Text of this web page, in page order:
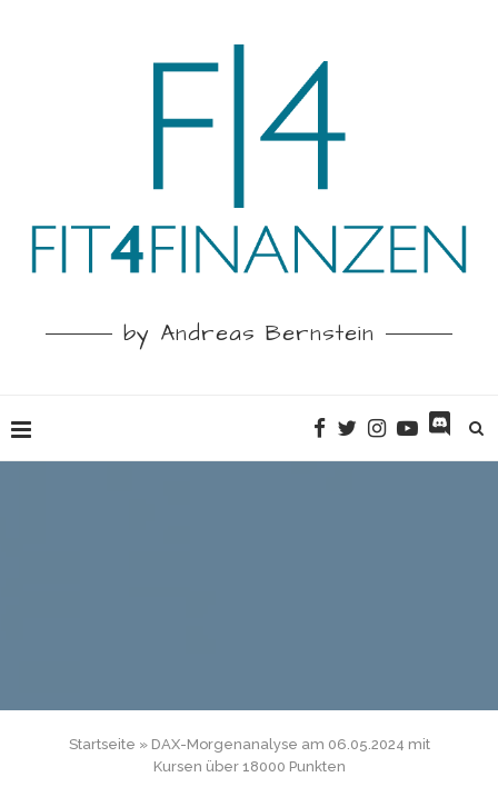
by Andreas Bernstein
Startseite » DAX-Morgenanalyse am 06.05.2024 mit
Kursen über 18000 Punkten